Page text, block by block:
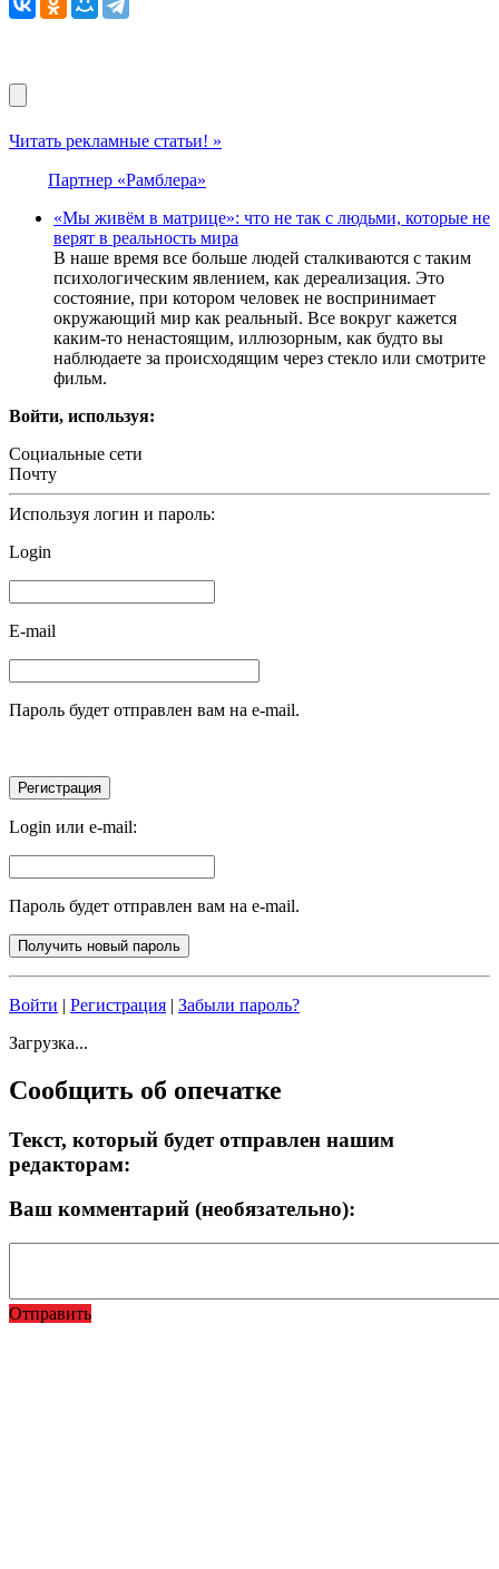
Читать рекламные статьи! »
Партнер «Рамблера»
«Мы живём в матрице»: что не так с людьми, которые не
верят в реальность мира
В наше время все больше людей сталкиваются с таким
психологическим явлением, как дереализация. Это
состояние, при котором человек не воспринимает
окружающий мир как реальный. Все вокруг кажется
каким-то ненастоящим, иллюзорным, как будто вы
наблюдаете за происходящим через стекло или смотрите
фильм.
Войти, используя:
Социальные сети
Почту
Используя логин и пароль:
Login
E-mail
Пароль будет отправлен вам на e-mail.
Login или e-mail:
Пароль будет отправлен вам на e-mail.
Войти | Регистрация | Забыли пароль?
Загрузка...
Сообщить об опечатке
Текст, который будет отправлен нашим
редакторам:
Ваш комментарий (необязательно):
Отправить